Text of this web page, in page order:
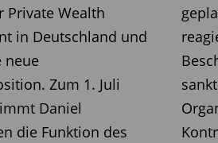
Private Wealth
in Deutschland und
neue
Zum 1. Juli
Daniel
die Funktion des